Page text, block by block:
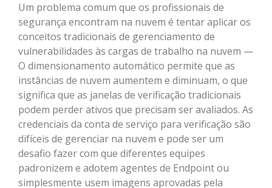
Um problema comum que os profissionais de
segurança encontram na nuvem é tentar aplicar os
conceitos tradicionais de gerenciamento de
vulnerabilidades às cargas de trabalho na nuvem —
O dimensionamento automático permite que as
instâncias de nuvem aumentem e diminuam, o que
significa que as janelas de verificação tradicionais
podem perder ativos que precisam ser avaliados. As
credenciais da conta de serviço para verificação são
difíceis de gerenciar na nuvem e pode ser um
desafio fazer com que diferentes equipes
padronizem e adotem agentes de Endpoint ou
simplesmente usem imagens aprovadas pela